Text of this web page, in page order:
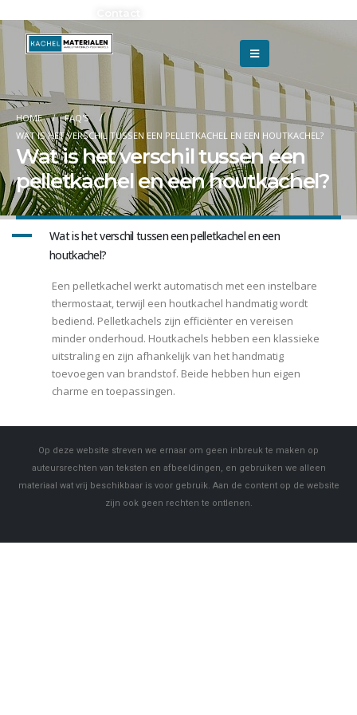
HOME
FAQ'S
WAT IS HET VERSCHIL TUSSEN EEN PELLETKACHEL EN EEN HOUTKACHEL?
Wat is het verschil tussen een
pelletkachel en een houtkachel?
A
Wat is het verschil tussen een pelletkachel en een
houtkachel?
Een pelletkachel werkt automatisch met een instelbare
thermostaat, terwijl een houtkachel handmatig wordt
bediend. Pelletkachels zijn efficiënter en vereisen
minder onderhoud. Houtkachels hebben een klassieke
uitstraling en zijn afhankelijk van het handmatig
toevoegen van brandstof. Beide hebben hun eigen
charme en toepassingen.
Op deze website streven we ernaar om geen inbreuk te maken op
auteursrechten van teksten en afbeeldingen, en gebruiken we alleen
materiaal wat vrij beschikbaar is voor gebruik. Aan de content op de website
zijn ook geen rechten te ontlenen.